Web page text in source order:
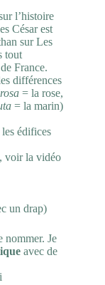
l’histoire
César est
sur Les
tout
France.
différences
rosa = la rose,
= la marin)
édifices
, voir la vidéo
un drap)
nommer. Je
avec de